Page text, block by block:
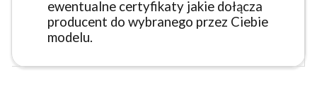
ewentualne certyfikaty jakie dołącza
producent do wybranego przez Ciebie
modelu.